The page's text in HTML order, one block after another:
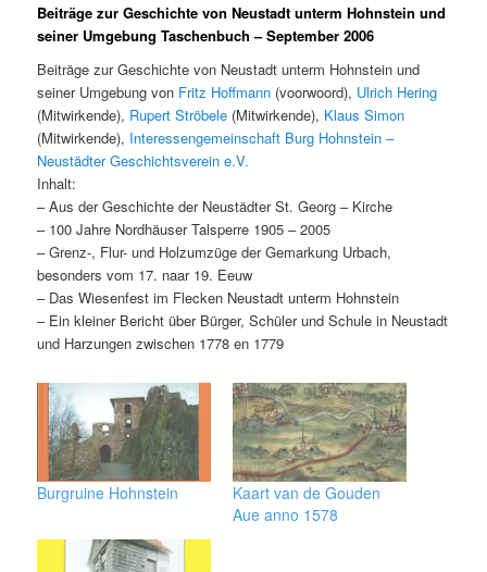
Beiträge zur Geschichte von Neustadt unterm Hohnstein und
seiner UmgebungTaschenbuch – September 2006
Beiträge zur Geschichte von Neustadt unterm Hohnstein und
seiner Umgebung von Fritz Hoffmann (voorwoord), Ulrich Hering
(Mitwirkende), Rupert Ströbele (Mitwirkende), Klaus Simon
(Mitwirkende), Interessengemeinschaft Burg Hohnstein –
Neustädter Geschichtsverein e.V.
Inhalt:
– Aus der Geschichte der Neustädter St. Georg – Kirche
– 100 Jahre Nordhäuser Talsperre 1905 – 2005
– Grenz-, Flur- und Holzumzüge der Gemarkung Urbach,
besonders vom 17. naar 19. Eeuw
– Das Wiesenfest im Flecken Neustadt unterm Hohnstein
– Ein kleiner Bericht über Bürger, Schüler und Schule in Neustadt
und Harzungen zwischen 1778 en 1779
Burgruine Hohnstein
Kaart van de Gouden
Aue anno 1578